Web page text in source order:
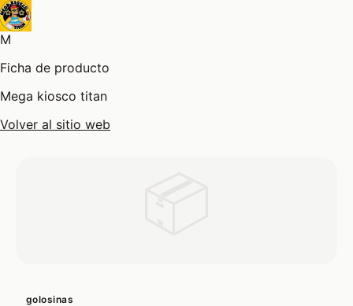
M
Ficha de producto
Mega kiosco titan
Volver al sitio web
golosinas